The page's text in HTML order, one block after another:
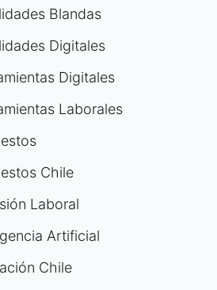
Blandas
Digitales
Digitales
Laborales
Chile
Laboral
Artificial
Chile